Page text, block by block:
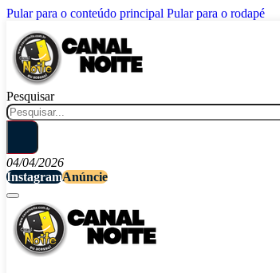
Pular para o conteúdo principal Pular para o rodapé
Pesquisar
04/04/2026
InstagramAnúncie